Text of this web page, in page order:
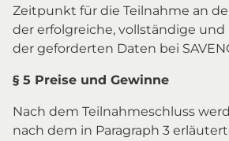
Zeitpunkt für die Teilnahme an
der erfolgreiche, vollständige
der geforderten Daten bei
§ 5 Preise und Gewinne
Nach dem Teilnahmeschluss
nach dem in Paragraph 3